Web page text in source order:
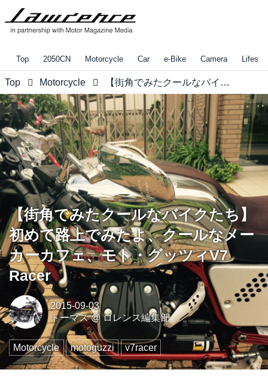
Top 2050CN Motorcycle Car e-Bike Camera
Top Motorcycle 【街角でみたクールなバイクたち】初めて路上でみたよ、クールなメーカーカフェ、モト・グッツィV7 Racer
【街角でみたクールなバイクたち】
初めて路上でみたよ、クールなメー
カーカフェ、モト・グッツィV7
Racer
2015-09-03
トーマス@ロレンス編集部
Motorcycle motoguzzi v7racer